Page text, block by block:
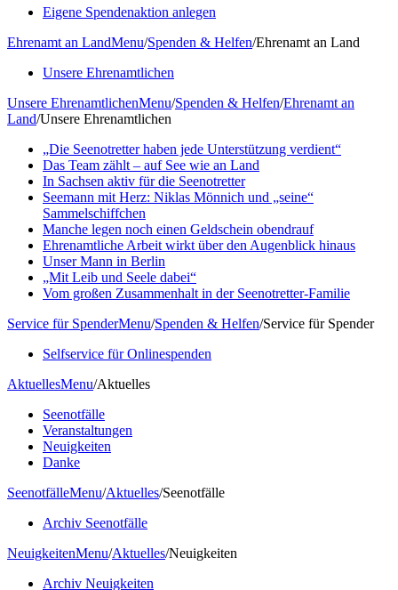
Eigene Spendenaktion anlegen
Ehrenamt an LandMenu/Spenden & Helfen/Ehrenamt an Land
Unsere Ehrenamtlichen
Unsere EhrenamtlichenMenu/Spenden & Helfen/Ehrenamt an
Land/Unsere Ehrenamtlichen
„Die Seenotretter haben jede Unterstützung verdient“
Das Team zählt – auf See wie an Land
In Sachsen aktiv für die Seenotretter
Seemann mit Herz: Niklas Mönnich und „seine“
Sammelschiffchen
Manche legen noch einen Geldschein obendrauf
Ehrenamtliche Arbeit wirkt über den Augenblick hinaus
Unser Mann in Berlin
„Mit Leib und Seele dabei“
Vom großen Zusammenhalt in der Seenotretter-Familie
Service für SpenderMenu/Spenden & Helfen/Service für Spender
Selfservice für Onlinespenden
AktuellesMenu/Aktuelles
Seenotfälle
Veranstaltungen
Neuigkeiten
Danke
SeenotfälleMenu/Aktuelles/Seenotfälle
Archiv Seenotfälle
NeuigkeitenMenu/Aktuelles/Neuigkeiten
Archiv Neuigkeiten